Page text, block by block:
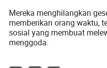
Mereka menghilangkan
memberikan orang waktu,
sosial yang membuat
menggoda.